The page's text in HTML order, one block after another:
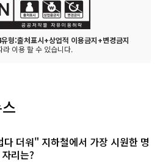
형:출처표시+상업적 이용금지+변경금지
라 이용 할 수 있습니다.
다 더워" 지하철에서 가장 시원한 명
리는?